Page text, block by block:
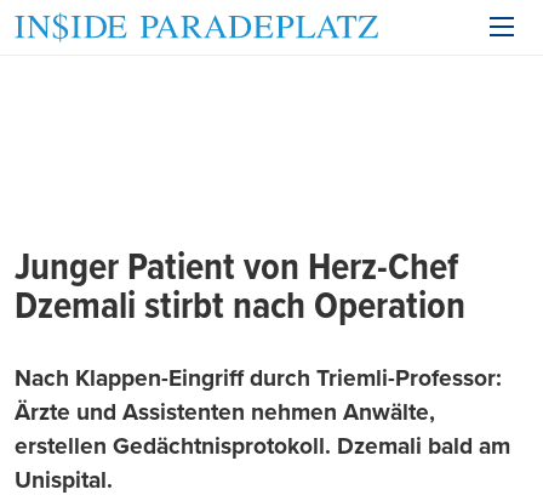
Junger Patient von Herz-Chef
Dzemali stirbt nach Operation
Nach Klappen-Eingriff durch Triemli-Professor:
Ärzte und Assistenten nehmen Anwälte,
erstellen Gedächtnisprotokoll. Dzemali bald am
Unispital.